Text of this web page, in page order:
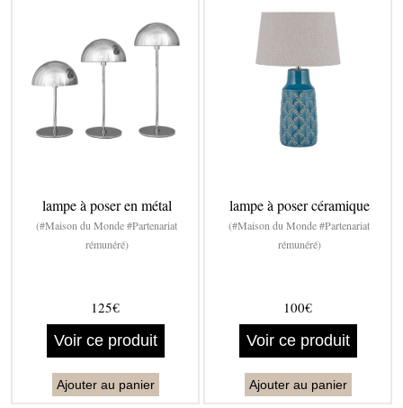
lampe à poser en métal
(#Maison du Monde #Partenariat
rémunéré)
125€
Voir ce produit
Ajouter au panier
lampe à poser céramique
(#Maison du Monde #Partenariat
rémunéré)
100€
Voir ce produit
Ajouter au panier